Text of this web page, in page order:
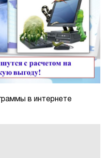
в интернете